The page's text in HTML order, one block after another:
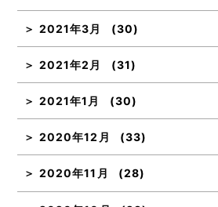
2021年3月 (30)
2021年2月 (31)
2021年1月 (30)
2020年12月 (33)
2020年11月 (28)